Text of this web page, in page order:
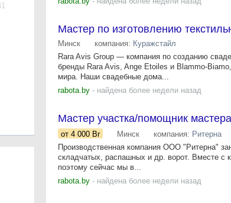
Мастер по изготовлению
Минск компания: Куражстайл
Rara Avis Group — компания по созданию
бренды Rara Avis, Ange Etoiles и Blammo-
мира. Наши свадебные дома...
rabota.by - найдена более недели назад
Мастер участка/помощник мастера
от 4 000 Br Минск компания: Ритерна
Производственная компания ООО "Ритерна"
складчатых, распашных и др. ворот. Вместе с
поэтому сейчас мы в...
rabota.by - найдена более недели назад